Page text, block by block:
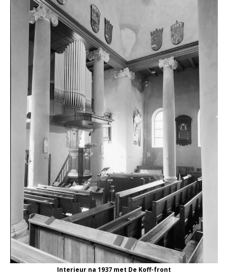
Interieur na 1937 met De Koff-front